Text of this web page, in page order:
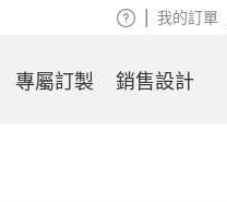
我的訂單
專屬訂製 銷售設計